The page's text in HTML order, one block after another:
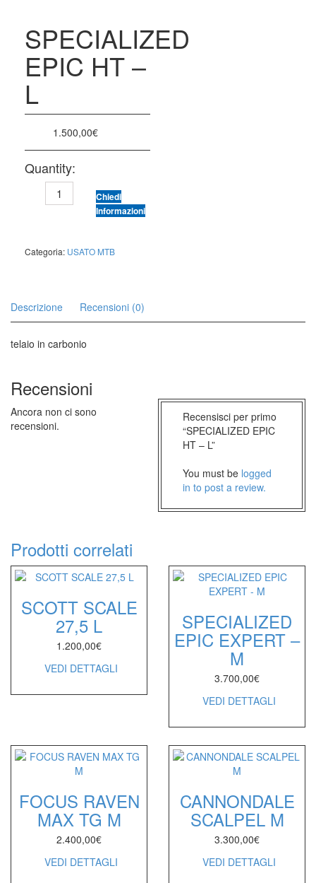
SPECIALIZED
EPIC HT –
L
1.500,00€
Quantity:
SPECIALIZED
EPIC
quantità
Chiedi
Informazioni
Categoria: USATO MTB
Descrizione Recensioni (0)
telaio in carbonio
Recensioni
Ancora non ci sono
recensioni.
Recensisci per primo
“SPECIALIZED EPIC
HT – L”
You must be logged
in to post a review.
Prodotti correlati
SCOTT SCALE
27,5 L
1.200,00€
VEDI DETTAGLI
SPECIALIZED
EPIC EXPERT –
M
3.700,00€
VEDI DETTAGLI
FOCUS RAVEN
MAX TG M
2.400,00€
VEDI DETTAGLI
CANNONDALE
SCALPEL M
3.300,00€
VEDI DETTAGLI